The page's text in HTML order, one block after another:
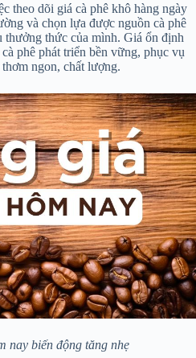
theo dõi giá cà phê khô hàng ngày
và chọn lựa được nguồn cà phê
thức của mình. Giá ổn định
phê phát triển bền vững, phục vụ
ngon, chất lượng.
nay biến động tăng nhẹ